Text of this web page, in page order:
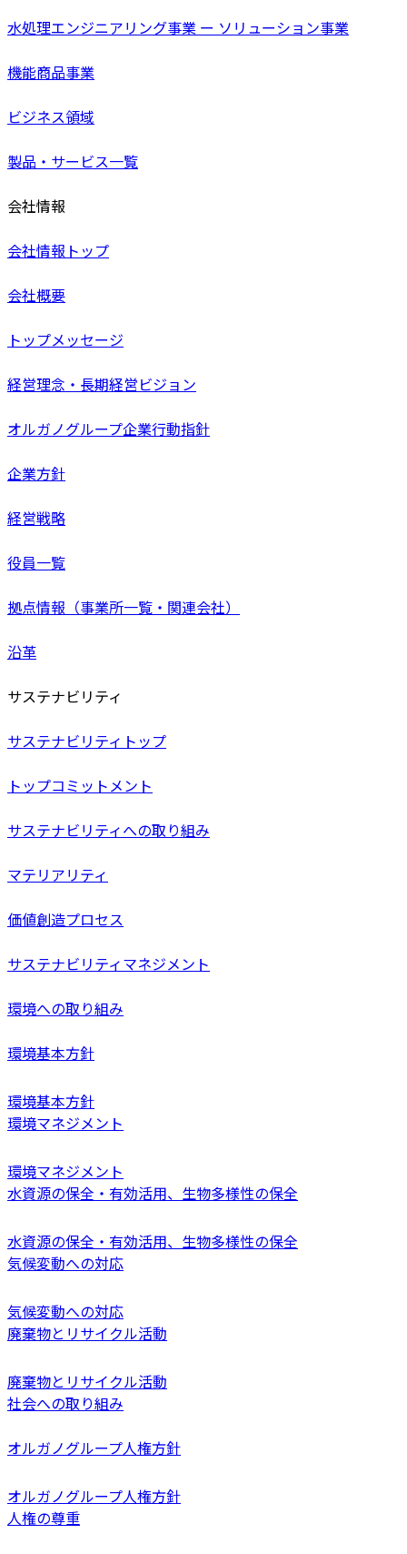
水処理エンジニアリング事業 ー ソリューション事業
機能商品事業
ビジネス領域
製品・サービス一覧
会社情報
会社情報トップ
会社概要
トップメッセージ
経営理念・長期経営ビジョン
オルガノグループ企業行動指針
企業方針
経営戦略
役員一覧
拠点情報（事業所一覧・関連会社）
沿革
サステナビリティ
サステナビリティトップ
トップコミットメント
サステナビリティへの取り組み
マテリアリティ
価値創造プロセス
サステナビリティマネジメント
環境への取り組み
環境基本方針
環境基本方針
環境マネジメント
環境マネジメント
水資源の保全・有効活用、生物多様性の保全
水資源の保全・有効活用、生物多様性の保全
気候変動への対応
気候変動への対応
廃棄物とリサイクル活動
廃棄物とリサイクル活動
社会への取り組み
オルガノグループ人権方針
オルガノグループ人権方針
人権の尊重